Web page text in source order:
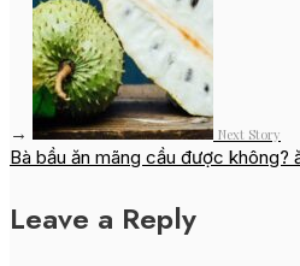
→ Next Story
Bà bầu ăn mãng cầu được không?
Leave a Reply